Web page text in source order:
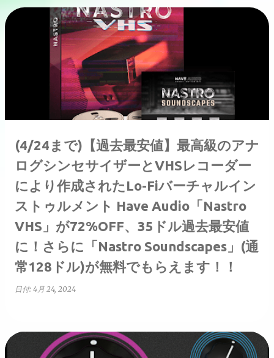
(4/24まで)【過去最安値】最高級のアナ
ログシンセサイザーとVHSレコーダー
により作成されたLo-Fiバーチャルイン
ストゥルメント Have Audio「Nastro
VHS」が72%OFF、35ドル過去最安値
に！さらに「Nastro Soundscapes」(通
常128ドル)が無料でもらえます！！
日付: 4月 24, 2024